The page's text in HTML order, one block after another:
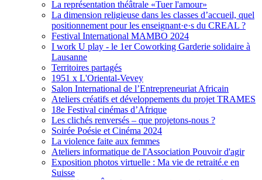
La représentation théâtrale «Tuer l'amour»
La dimension religieuse dans les classes d’accueil, quel
positionnement pour les enseignant·e·s du CREAL ?
Festival International MAMBO 2024
I work U play - le 1er Coworking Garderie solidaire à
Lausanne
Territoires partagés
1951 x L'Oriental-Vevey
Salon International de l’Entrepreneuriat Africain
Ateliers créatifs et développements du projet TRAMES
18e Festival cinémas d’Afrique
Les clichés renversés – que projetons-nous ?
Soirée Poésie et Cinéma 2024
La violence faite aux femmes
Ateliers informatique de l'Association Pouvoir d'agir
Exposition photos virtuelle : Ma vie de retraité.e en
Suisse